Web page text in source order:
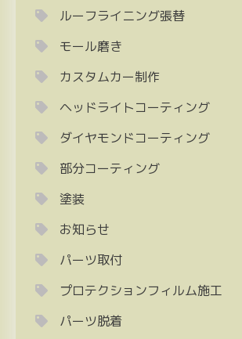
ルーフライニング張替
モール磨き
カスタムカー制作
ヘッドライトコーティング
ダイヤモンドコーティング
部分コーティング
塗装
お知らせ
パーツ取付
プロテクションフィルム施工
パーツ脱着